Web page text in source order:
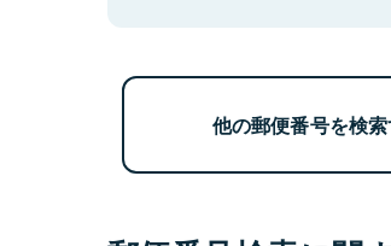
他の郵便番号を検